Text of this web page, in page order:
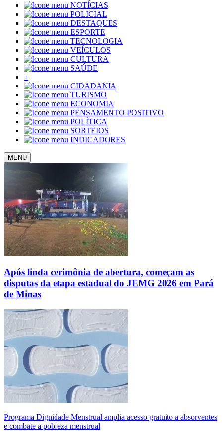
NOTÍCIAS
POLICIAL
DESTAQUES
ESPORTE
TECNOLOGIA
VEÍCULOS
CULTURA
SAÚDE
+
CIDADANIA
TURISMO
ECONOMIA
PENSAMENTO POSITIVO
POLÍTICA
SORTEIOS
INDICADORES
MENU
Após linda cerimônia de abertura, começam as
disputas da etapa estadual do JEMG 2026 em Pará
de Minas
Programa Dignidade Menstrual amplia acesso gratuito a absorventes
e combate a pobreza menstrual